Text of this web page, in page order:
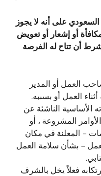
العمل السعودي على أنه لا يجوز
أو إشعار أو تعويض
بشرط أن تتاح له الفرصة
العمل أو المدير
العمل أو بسببه.
الأساسية الناشئة عن
المشروعة ، أو
– المعلنة في مكان
– بشأن سلامة العمل
فعلاً يخل بالشرف